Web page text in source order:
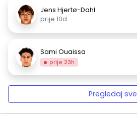
Jens Hjertø-Dahl
prije 10d
Sami Ouaissa
prije 23h
Pregledaj sve